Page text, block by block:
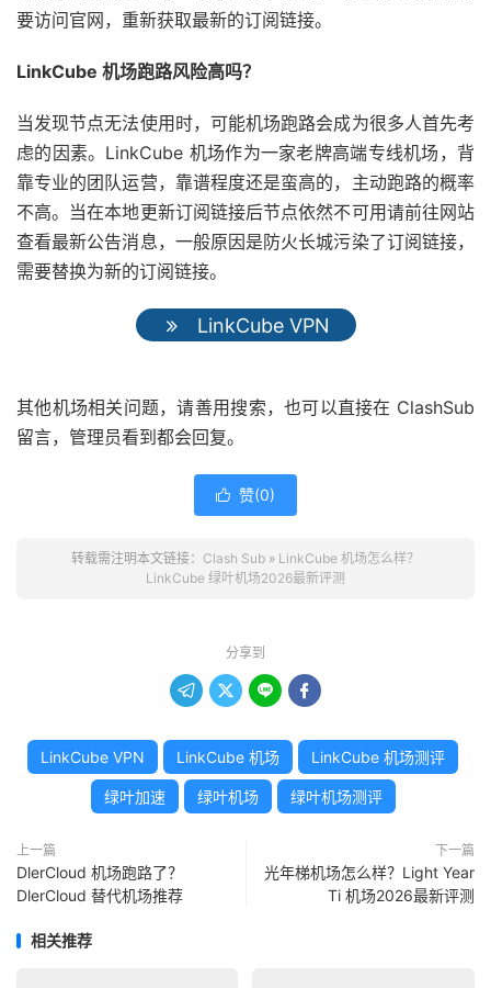
要访问官网，重新获取最新的订阅链接。
LinkCube 机场跑路风险高吗？
当发现节点无法使用时，可能机场跑路会成为很多人首先考
虑的因素。LinkCube 机场作为一家老牌高端专线机场，背
靠专业的团队运营，靠谱程度还是蛮高的，主动跑路的概率
不高。当在本地更新订阅链接后节点依然不可用请前往网站
查看最新公告消息，一般原因是防火长城污染了订阅链接，
需要替换为新的订阅链接。
LinkCube VPN
其他机场相关问题，请善用搜索，也可以直接在 ClashSub
留言，管理员看到都会回复。
 赞(0)
转载需注明本文链接： Clash Sub » LinkCube 机场怎么样？
LinkCube 绿叶机场2026最新评测
分享到
   
LinkCube VPN LinkCube 机场 LinkCube 机场测评
绿叶加速 绿叶机场 绿叶机场测评
上一篇
DlerCloud 机场跑路了？
DlerCloud 替代机场推荐
下一篇
光年梯机场怎么样？Light Year
Ti 机场2026最新评测
相关推荐